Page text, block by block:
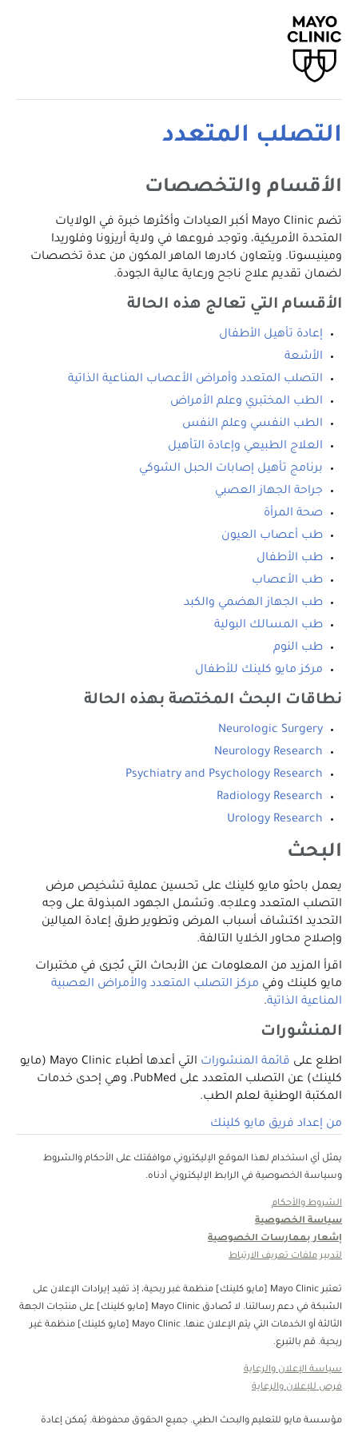
التصلب المتعدد
الأقسام والتخصصات
تضم Mayo Clinic أكبر العيادات وأكثرها خبرة في الولايات
المتحدة الأمريكية، وتوجد فروعها في ولاية أريزونا وفلوريدا
ومينيسوتا. ويتعاون كادرها الماهر المكون من عدة تخصصات
لضمان تقديم علاج ناجح ورعاية عالية الجودة.
الأقسام التي تعالج هذه الحالة
إعادة تأهيل الأطفال
الأشعة
التصلب المتعدد وأمراض الأعصاب المناعية الذاتية
الطب المختبري وعلم الأمراض
الطب النفسي وعلم النفس
العلاج الطبيعي وإعادة التأهيل
برنامج تأهيل إصابات الحبل الشوكي
جراحة الجهاز العصبي
صحة المرأة
طب أعصاب العيون
طب الأطفال
طب الأعصاب
طب الجهاز الهضمي والكبد
طب المسالك البولية
طب النوم
مركز مايو كلينك للأطفال
نطاقات البحث المختصة بهذه الحالة
Neurologic Surgery
Neurology Research
Psychiatry and Psychology Research
Radiology Research
Urology Research
البحث
يعمل باحثو مايو كلينك على تحسين عملية تشخيص مرض
التصلب المتعدد وعلاجه. وتشمل الجهود المبذولة على وجه
التحديد اكتشاف أسباب المرض وتطوير طرق إعادة الميالين
وإصلاح محاور الخلايا التالفة.
اقرأ المزيد من المعلومات عن الأبحاث التي تُجرى في مختبرات
مايو كلينك وفي مركز التصلب المتعدد والأمراض العصبية
المناعية الذاتية.
المنشورات
اطلع على قائمة المنشورات
التي أعدها أطباء Mayo Clinic (مايو
كلينك) عن التصلب المتعدد على PubMed، وهي إحدى خدمات
المكتبة الوطنية لعلم الطب.
من إعداد فريق مايو كلينك
يمثل أي استخدام لهذا الموقع الإليكتروني موافقتك على الأحكام والشروط
وسياسة الخصوصية في الرابط الإليكتروني أدناه.
الشروط والأحكام
سياسة الخصوصية
إشعار بممارسات الخصوصية
لتدبير ملفات تعريف الارتباط
تعتبر Mayo Clinic [مايو كلينك] منظمة غبر ربحية، إذ تفيد إيرادات الإعلان على
الشبكة في دعم رسالتنا. لا تُصادق Mayo Clinic [مايو كلينك] على منتجات الجهة
الثالثة أو الخدمات التي يتم الإعلان عنها. Mayo Clinic [مايو كلينك] منظمة غير
ربحية. قم بالتبرع.
سياسة الإعلان والرعاية
فرص للإعلان والرعاية
مؤسسة مايو للتعليم والبحث الطبي. جميع الحقوق محفوظة. يُمكن إعادة